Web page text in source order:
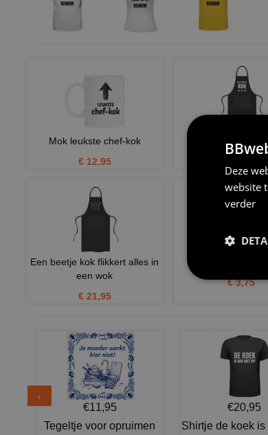
Mok leukste chef-kok
€ 12,95
hobby kok
Een beetje kok flikkert alles in
een wok
€ 21,95
€ 3,75
€11,95
Tegeltje voor opruimen
€20,95
Shirtje de koek
Deze
website
verder